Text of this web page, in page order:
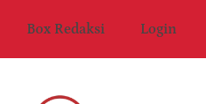
Box Redaksi Login